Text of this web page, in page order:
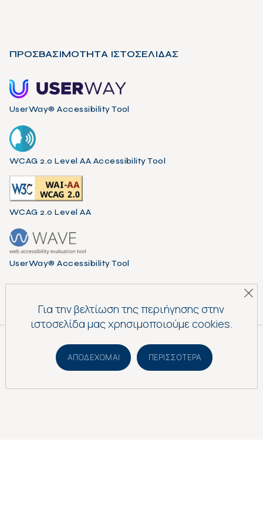
ΠΡΟΣΒΑΣΙΜΟΤΗΤΑ ΙΣΤΟΣΕΛΙΔΑΣ
UserWay® Accessibility Tool
WCAG 2.0 Level AA Accessibility Tool
WCAG 2.0 Level AA
UserWay® Accessibility Tool
Wethinkdifferent
Για την βελτίωση της περιήγησης στην
ιστοσελίδα μας χρησιμοποιούμε cookies.
ΑΠΟΔΈΧΟΜΑΙ ΠΕΡΙΣΣΌΤΕΡΑ